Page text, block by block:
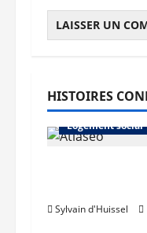
e
HISTOIRES
Abonnés
Logement social
Sylvain d'Huissel